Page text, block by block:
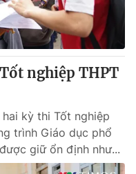
nghiệp THPT
kỳ thi Tốt nghiệp
trình Giáo dục phổ
giữ ổn định như...